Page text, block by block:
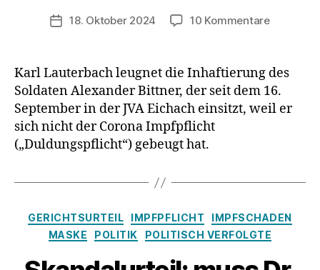
Veröffentlichungsdatum
18. Oktober 2024 10 Kommentarezu
&
dass
Soldat
Spritze
im
Karl Lauterbach leugnet die Inhaftierung des
Soldaten Alexander Bittner, der seit dem 16.
September in der JVA Eichach einsitzt, weil er
sich nicht der Corona Impfpflicht
(„Duldungspflicht“) gebeugt hat.
Kategorien
GERICHTSURTEIL IMPFPFLICHT
IMPFSCHADEN
MASKE
POLITIK POLITISCH VERFOLGTE